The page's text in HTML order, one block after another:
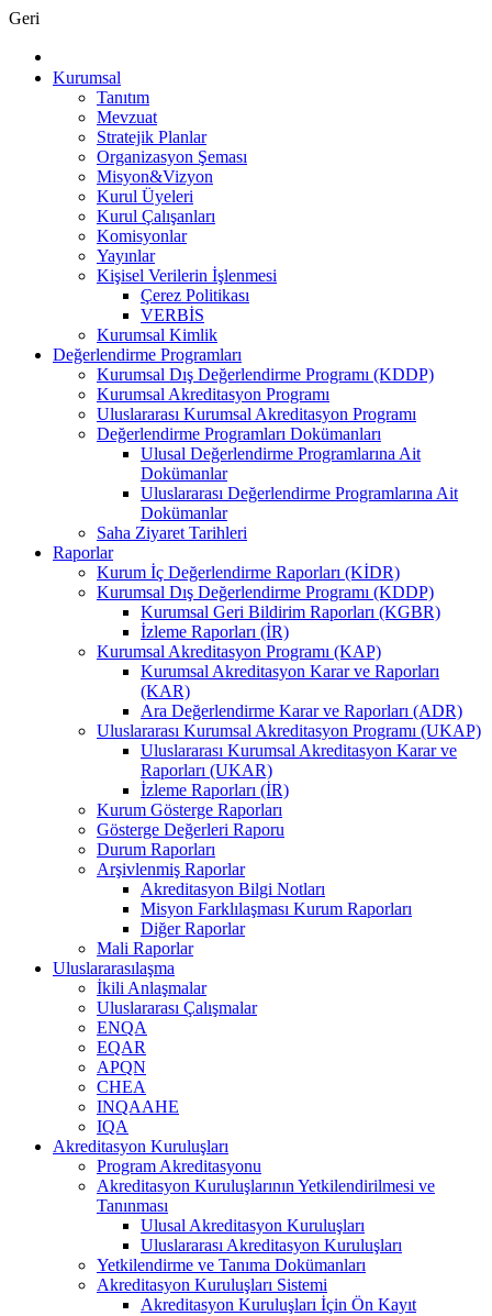
Geri
Kurumsal
Tanıtım
Mevzuat
Stratejik Planlar
Organizasyon Şeması
Misyon&Vizyon
Kurul Üyeleri
Kurul Çalışanları
Komisyonlar
Yayınlar
Kişisel Verilerin İşlenmesi
Çerez Politikası
VERBİS
Kurumsal Kimlik
Değerlendirme Programları
Kurumsal Dış Değerlendirme Programı (KDDP)
Kurumsal Akreditasyon Programı
Uluslararası Kurumsal Akreditasyon Programı
Değerlendirme Programları Dokümanları
Ulusal Değerlendirme Programlarına Ait
Dokümanlar
Uluslararası Değerlendirme Programlarına Ait
Dokümanlar
Saha Ziyaret Tarihleri
Raporlar
Kurum İç Değerlendirme Raporları (KİDR)
Kurumsal Dış Değerlendirme Programı (KDDP)
Kurumsal Geri Bildirim Raporları (KGBR)
İzleme Raporları (İR)
Kurumsal Akreditasyon Programı (KAP)
Kurumsal Akreditasyon Karar ve Raporları
(KAR)
Ara Değerlendirme Karar ve Raporları (ADR)
Uluslararası Kurumsal Akreditasyon Programı (UKAP)
Uluslararası Kurumsal Akreditasyon Karar ve
Raporları (UKAR)
İzleme Raporları (İR)
Kurum Gösterge Raporları
Gösterge Değerleri Raporu
Durum Raporları
Arşivlenmiş Raporlar
Akreditasyon Bilgi Notları
Misyon Farklılaşması Kurum Raporları
Diğer Raporlar
Mali Raporlar
Uluslararasılaşma
İkili Anlaşmalar
Uluslararası Çalışmalar
ENQA
EQAR
APQN
CHEA
INQAAHE
IQA
Akreditasyon Kuruluşları
Program Akreditasyonu
Akreditasyon Kuruluşlarının Yetkilendirilmesi ve
Tanınması
Ulusal Akreditasyon Kuruluşları
Uluslararası Akreditasyon Kuruluşları
Yetkilendirme ve Tanıma Dokümanları
Akreditasyon Kuruluşları Sistemi
Akreditasyon Kuruluşları İçin Ön Kayıt